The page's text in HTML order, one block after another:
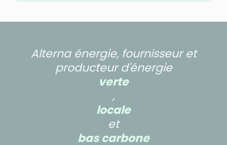
Alterna énergie, fournisseur et
producteur d'énergie
verte
,
locale
et
bas carbone